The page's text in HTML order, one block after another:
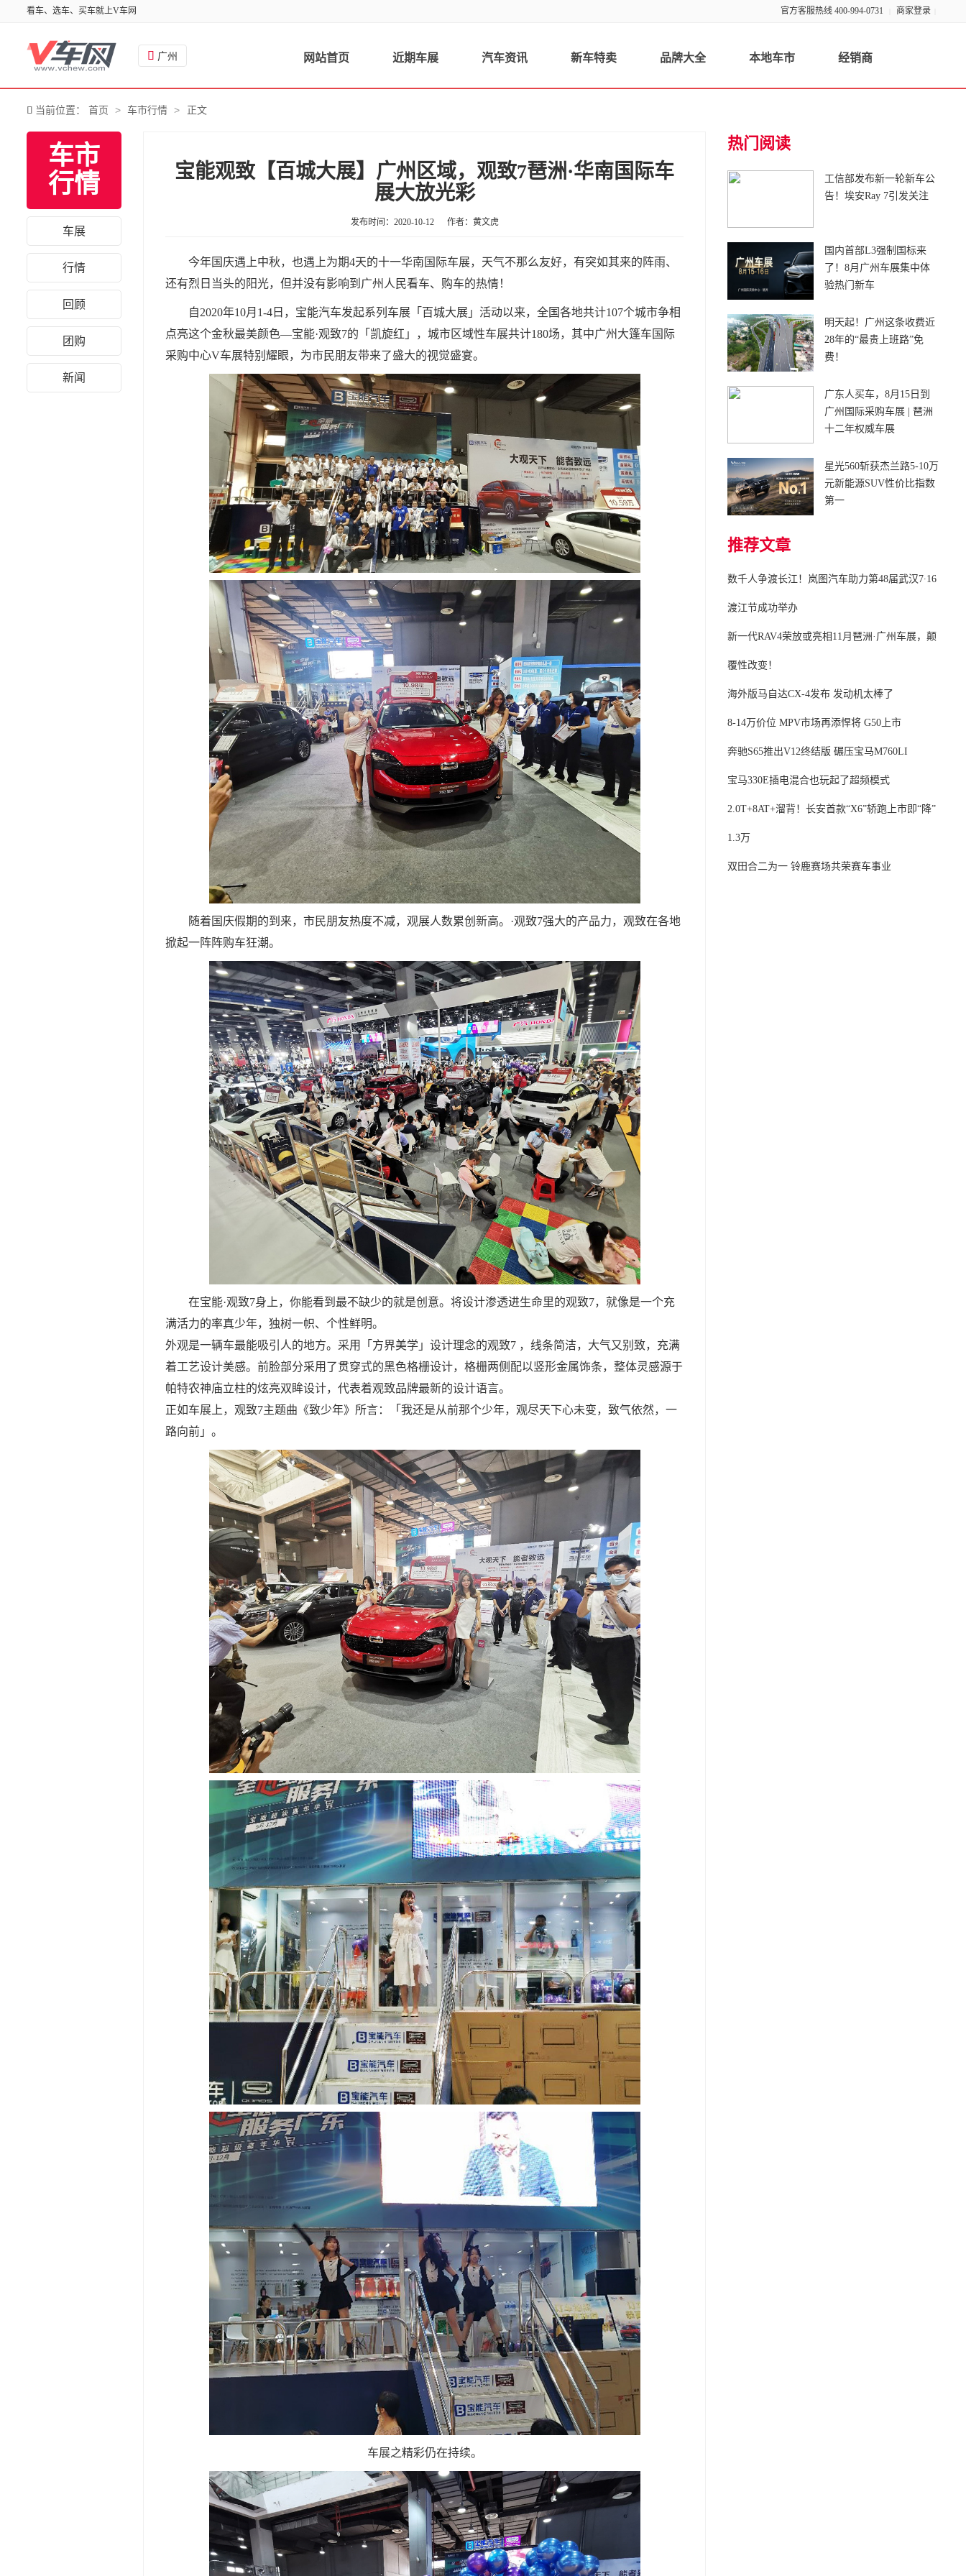
看车、选车、买车就上V车网 官方客服热线 400-994-0731 商家登录
 广州 网站首页 近期车展 汽车资讯 新车特卖 品牌大全 本地车市 经销商
 当前位置： 首页 > 车市行情 > 正文
车市
行情
车展
行情
回顾
团购
新闻
宝能观致【百城大展】广州区域，观致7琶洲·华南国际车
展大放光彩
发布时间：2020-10-12 作者：黄文虎
今年国庆遇上中秋，也遇上为期4天的十一华南国际车展，天气不那么友好，有突如其来的阵雨、
还有烈日当头的阳光，但并没有影响到广州人民看车、购车的热情！
自2020年10月1-4日，宝能汽车发起系列车展「百城大展」活动以来，全国各地共计107个城市争相
点亮这个金秋最美颜色—宝能·观致7的「凯旋红」，城市区域性车展共计180场，其中广州大篷车国际
采购中心V车展特别耀眼，为市民朋友带来了盛大的视觉盛宴。
随着国庆假期的到来，市民朋友热度不减，观展人数累创新高。·观致7强大的产品力，观致在各地
掀起一阵阵购车狂潮。
在宝能·观致7身上，你能看到最不缺少的就是创意。将设计渗透进生命里的观致7，就像是一个充
满活力的率真少年，独树一帜、个性鲜明。
外观是一辆车最能吸引人的地方。采用「方界美学」设计理念的观致7 ，线条简洁，大气又别致，充满
着工艺设计美感。前脸部分采用了贯穿式的黑色格栅设计，格栅两侧配以竖形金属饰条，整体灵感源于
帕特农神庙⽴柱的炫亮双眸设计，代表着观致品牌最新的设计语言。
正如车展上，观致7主题曲《致少年》所言：「我还是从前那个少年，观尽天下心未变，致气依然，一
路向前」。
车展之精彩仍在持续。
热门阅读
工信部发布新一轮新车公
告！埃安Ray 7引发关注
国内首部L3强制国标来
了！8月广州车展集中体
验热门新车
明天起！广州这条收费近
28年的“最贵上班路”免
费！
广东人买车，8月15日到
广州国际采购车展 | 琶洲
十二年权威车展
星光560斩获杰兰路5-10万
元新能源SUV性价比指数
第一
推荐文章
数千人争渡长江！岚图汽车助力第48届武汉7∙16
渡江节成功举办
新一代RAV4荣放或亮相11月琶洲·广州车展，颠
覆性改变！
海外版马自达CX-4发布 发动机太棒了
8-14万价位 MPV市场再添悍将 G50上市
奔驰S65推出V12终结版 碾压宝马M760LI
宝马330E插电混合也玩起了超频模式
2.0T+8AT+溜背！长安首款“X6”轿跑上市即“降”
1.3万
双田合二为一 铃鹿赛场共荣赛车事业